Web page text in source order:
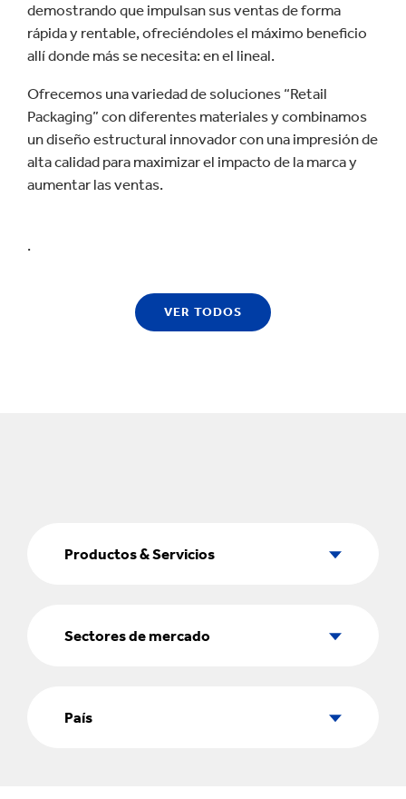
demostrando que impulsan sus ventas de forma
rápida y rentable, ofreciéndoles el máximo beneficio
allí donde más se necesita: en el lineal.
Ofrecemos una variedad de soluciones “Retail
Packaging” con diferentes materiales y combinamos
un diseño estructural innovador con una impresión de
alta calidad para maximizar el impacto de la marca y
aumentar las ventas.
.
VER TODOS
Productos & Servicios
Sectores de mercado
País